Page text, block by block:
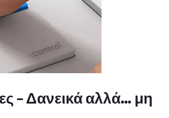
– Δανεικά αλλά… μη